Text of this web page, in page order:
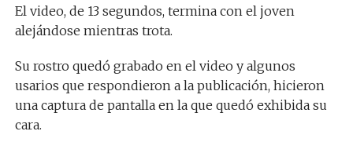
El video, de 13 segundos, termina con el joven
alejándose mientras trota.
Su rostro quedó grabado en el video y algunos
usarios que respondieron a la publicación, hicieron
una captura de pantalla en la que quedó exhibida su
cara.